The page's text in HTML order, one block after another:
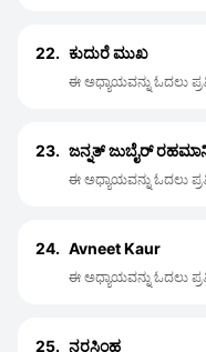
22. ಕುದುರೆ ಮುಖ
ಈ ಅಧ್ಯಾಯವನ್ನು ಓದಲು
23. ಜನ್ನತ್ ಜುಬೈರ್
ಈ ಅಧ್ಯಾಯವನ್ನು ಓದಲು
24. Avneet Kaur
ಈ ಅಧ್ಯಾಯವನ್ನು ಓದಲು
25. ನರಸಿಂಹ